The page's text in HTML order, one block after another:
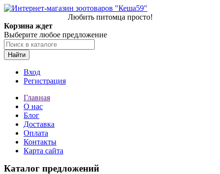
Любить питомца просто!
Корзина ждет
Выберите любое предложение
Найти
Вход
Регистрация
Главная
О нас
Блог
Доставка
Оплата
Контакты
Карта сайта
Каталог предложений